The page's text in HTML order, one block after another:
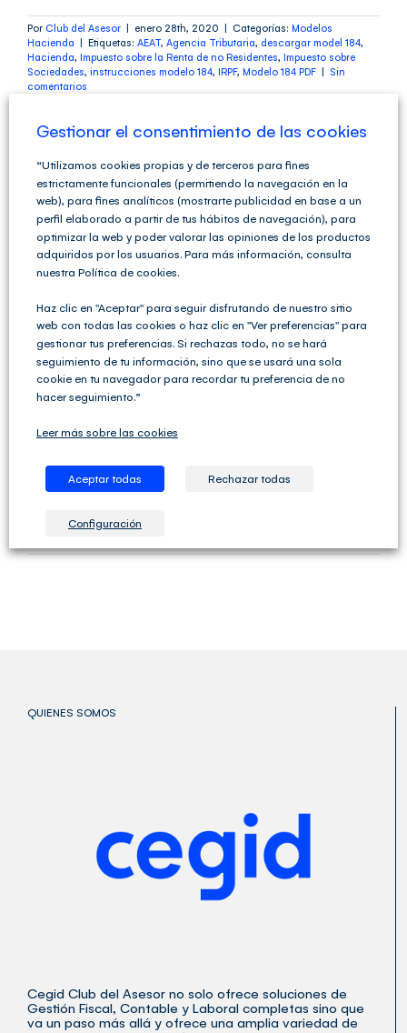
Por Club del Asesor | enero 28th, 2020 | Categorías: Modelos
Hacienda | Etiquetas: AEAT, Agencia Tributaria, descargar model 184,
Hacienda, Impuesto sobre la Renta de no Residentes, Impuesto sobre
Sociedades, instrucciones modelo 184, IRPF, Modelo 184 PDF | Sin
comentarios
Lugar de realización de
las prestaciones de
servicios. IVA
Reglas especiales. Ley del IVA Se entenderán prestados
en el territorio de aplicación del Impuesto (es decir,
España) los siguientes servicios:1.-Los prestados por vía
electrónica, de telecomunicaciones y de radiodifusión y
televisión, cuando el destinatario no sea un empresario
o profesional actuando como tal, siempre que éste se
Club del Asesor | diciembre 5th, 2019
Hacienda | Etiquetas:AEAT Agencia Tributaria, descargar model 184
comentarios
QUIENES SOMOS
Cegid Club del Asesor no solo ofrece soluciones de
Gestión Fiscal, Contable y Laboral completas sino que
va un paso más allá y ofrece una amplia variedad de
Gestionar el consentimiento de las cookies
“Utilizamos cookies propias y de terceros para fines
estrictamente funcionales (permitiendo la navegación en la
web), para fines analíticos (mostrarte publicidad en base a un
perfil elaborado a partir de tus hábitos de navegación), para
optimizar la web y poder valorar las opiniones de los productos
adquiridos por los usuarios. Para más información, consulta
nuestra Política de cookies.
Haz clic en "Aceptar" para seguir disfrutando de nuestro sitio
web con todas las cookies o haz clic en "Ver preferencias" para
gestionar tus preferencias. Si rechazas todo, no se hará
seguimiento de tu información, sino que se usará una sola
cookie en tu navegador para recordar tu preferencia de no
hacer seguimiento.”
Leer más sobre las cookies
Aceptar todas Rechazar todas
Configuración